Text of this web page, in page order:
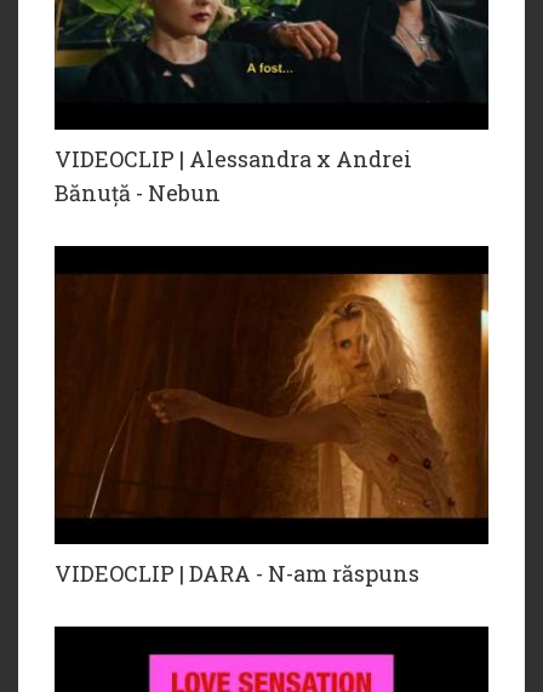
VIDEOCLIP | Alessandra x Andrei
Bănuță - Nebun
VIDEOCLIP | DARA - N-am răspuns